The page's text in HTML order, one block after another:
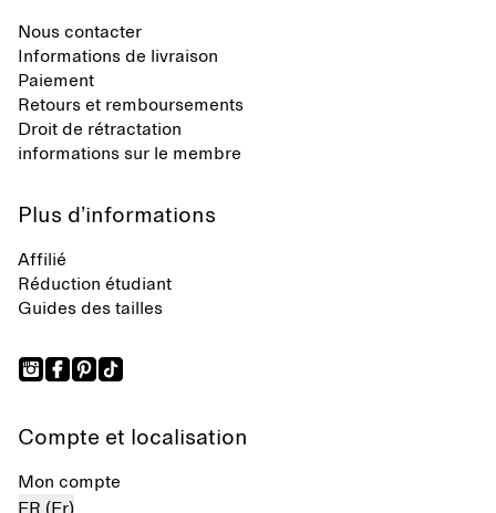
Nous contacter
Informations de livraison
Paiement
Retours et remboursements
Droit de rétractation
informations sur le membre
Plus d’informations
Affilié
Réduction étudiant
Guides des tailles
Compte et localisation
Mon compte
FR (Fr)